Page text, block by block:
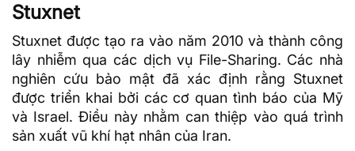
Stuxnet
Stuxnet được tạo ra vào năm 2010 và thành công
lây nhiễm qua các dịch vụ File-Sharing. Các nhà
nghiên cứu bảo mật đã xác định rằng Stuxnet
được triển khai bởi các cơ quan tình báo của Mỹ
và Israel. Điều này nhằm can thiệp vào quá trình
sản xuất vũ khí hạt nhân của Iran.